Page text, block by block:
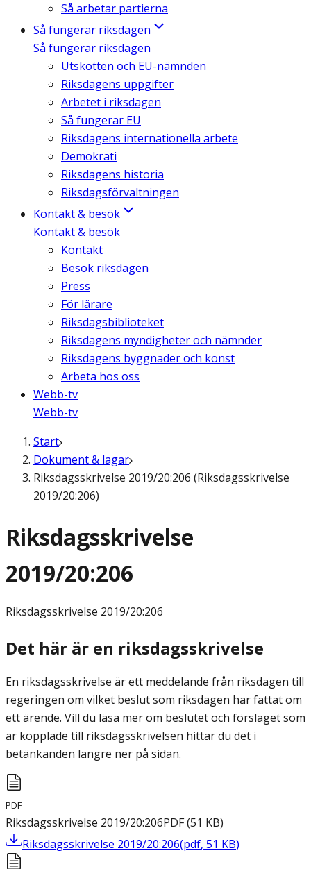
Så arbetar partierna
Så fungerar riksdagen
Så fungerar riksdagen
Utskotten och EU-nämnden
Riksdagens uppgifter
Arbetet i riksdagen
Så fungerar EU
Riksdagens internationella arbete
Demokrati
Riksdagens historia
Riksdagsförvaltningen
Kontakt & besök
Kontakt & besök
Kontakt
Besök riksdagen
Press
För lärare
Riksdagsbiblioteket
Riksdagens myndigheter och nämnder
Riksdagens byggnader och konst
Arbeta hos oss
Webb-tv
Webb-tv
Start
Dokument & lagar
Riksdagsskrivelse 2019/20:206 (Riksdagsskrivelse
2019/20:206)
Riksdagsskrivelse
2019/20:206
Riksdagsskrivelse 2019/20:206
Det här är en riksdagsskrivelse
En riksdagsskrivelse är ett meddelande från riksdagen till
regeringen om vilket beslut som riksdagen har fattat om
ett ärende. Vill du läsa mer om beslutet och förslaget som
är kopplade till riksdagsskrivelsen hittar du det i
betänkanden längre ner på sidan.
PDF
Riksdagsskrivelse 2019/20:206PDF(51 KB)
Riksdagsskrivelse 2019/20:206(pdf, 51 KB)